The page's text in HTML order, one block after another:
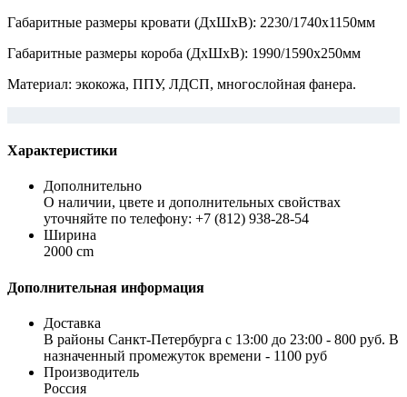
Габаритные размеры кровати (ДхШхВ): 2230/1740х1150мм
Габаритные размеры короба (ДхШхВ): 1990/1590х250мм
Материал: экокожа, ППУ, ЛДСП, многослойная фанера.
Характеристики
Дополнительно
О наличии, цвете и дополнительных свойствах
уточняйте по телефону: +7 (812) 938-28-54
Ширина
2000 cm
Дополнительная информация
Доставка
В районы Санкт-Петербурга с 13:00 до 23:00 - 800 руб. В
назначенный промежуток времени - 1100 руб
Производитель
Россия